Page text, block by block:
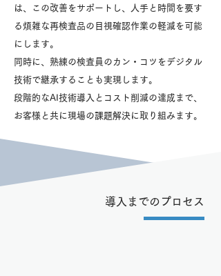
は、この改善をサポートし、人手と時間を要す
る煩雑な再検査品の目視確認作業の軽減を可能
にします。
同時に、熟練の検査員のカン・コツをデジタル
技術で継承することも実現します。
段階的なAI技術導入とコスト削減の達成まで、
お客様と共に現場の課題解決に取り組みます。
導入までのプロセス